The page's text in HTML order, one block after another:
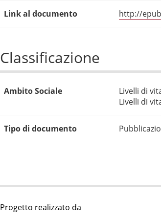
Link al documento http://
Classificazione
Ambito Sociale Livelli di
Livelli di
Tipo di documento
Progetto realizzato da